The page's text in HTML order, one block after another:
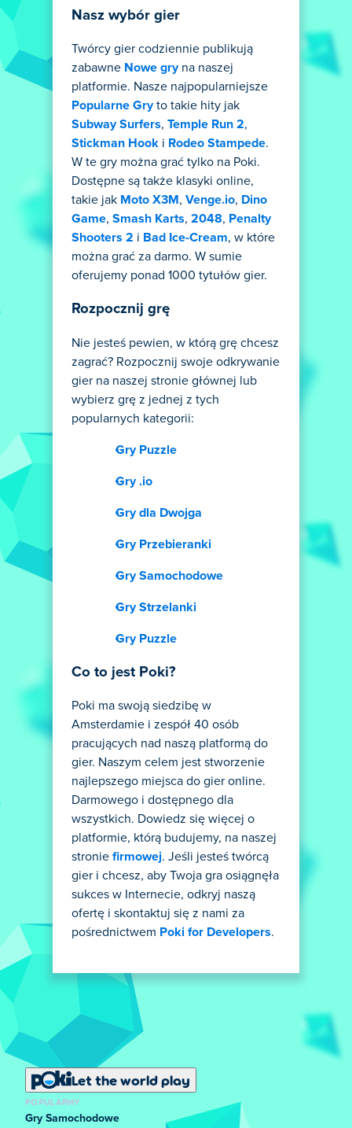
Nasz wybór gier
Twórcy gier codziennie publikują
zabawne Nowe gryna naszej
platformie. Nasze najpopularniejsze
Popularne Gryto takie hity jak
Subway Surfers, Temple Run 2,
Stickman Hook i Rodeo Stampede.
W te gry można grać tylko na Poki.
Dostępne są także klasyki online,
takie jak Moto X3M , Venge.io, Dino
Game, Smash Karts, 2048, Penalty
Shooters 2 i Bad Ice-Cream, w które
można grać za darmo. W sumie
oferujemy ponad 1000 tytułów gier.
Rozpocznij grę
Nie jesteś pewien, w którą grę chcesz
zagrać? Rozpocznij swoje odkrywanie
gier na naszej stronie głównej lub
wybierz grę z jednej z tych
popularnych kategorii:
Gry Puzzle
Gry .io
Gry dla Dwojga
Gry Przebieranki
Gry Samochodowe
Gry Strzelanki
Gry Puzzle
Co to jest Poki?
Poki ma swoją siedzibę w
Amsterdamie i zespół 40 osób
pracujących nad naszą platformą do
gier. Naszym celem jest stworzenie
najlepszego miejsca do gier online.
Darmowego i dostępnego dla
wszystkich. Dowiedz się więcej o
platformie, którą budujemy, na naszej
stronie firmowej. Jeśli jesteś twórcą
gier i chcesz, aby Twoja gra osiągnęła
sukces w Internecie, odkryj naszą
ofertę i skontaktuj się z nami za
pośrednictwem Poki for Developers.
Let the world play
POPULARNY
Gry Samochodowe